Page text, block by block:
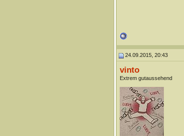
24.09.2015, 20:43
vinto
Extrem gutaussehend